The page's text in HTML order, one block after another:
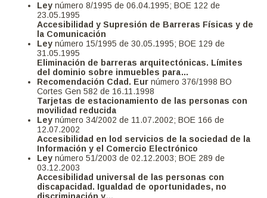
Ley número 8/1995 de 06.04.1995; BOE 122 de
23.05.1995
Accesibilidad y Supresión de Barreras Físicas y de
la Comunicación
Ley número 15/1995 de 30.05.1995; BOE 129 de
31.05.1995
Eliminación de barreras arquitectónicas. Límites
del dominio sobre inmuebles para…
Recomendación Cdad. Eur número 376/1998 BO
Cortes Gen 582 de 16.11.1998
Tarjetas de estacionamiento de las personas con
movilidad reducida
Leynúmero 34/2002 de 11.07.2002; BOE 166 de
12.07.2002
Accesibilidad en lod servicios de la sociedad de la
Información y el Comercio Electrónico
Ley número 51/2003 de 02.12.2003; BOE 289 de
03.12.2003
Accesibilidad universal de las personas con
discapacidad. Igualdad de oportunidades, no